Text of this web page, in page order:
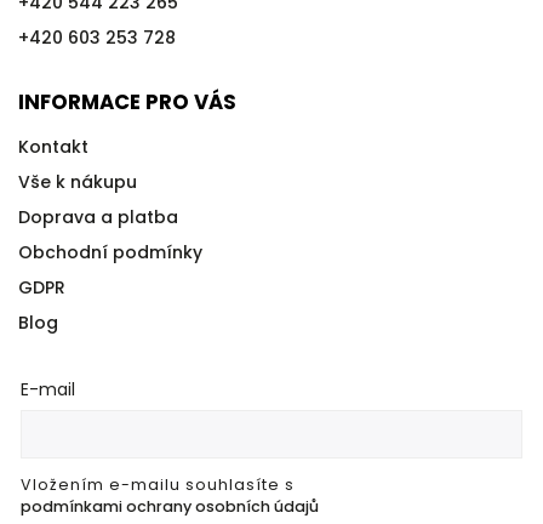
+420 603 253 728
INFORMACE PRO VÁS
Kontakt
Vše k nákupu
Doprava a platba
Obchodní podmínky
GDPR
Blog
E-mail
Vložením e-mailu souhlasíte s
podmínkami ochrany osobních údajů